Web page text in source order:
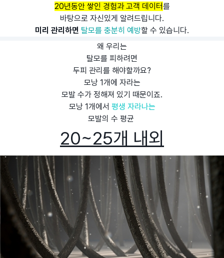
20년동안 쌓인 경험과 고객 데이터를
바탕으로 자신있게 알려드립니다.
미리 관리하면 탈모를 충분히 예방할 수 있습니다.
왜 우리는
탈모를 피하려면
두피 관리를 해야할까요?
모낭 1개에 자라는
모발 수가 정해져 있기 때문이죠.
모낭 1개에서 평생 자라나는
모발의 수 평균
20~25개 내외